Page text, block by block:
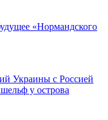
«Нормандского
Украины с Россией
у острова